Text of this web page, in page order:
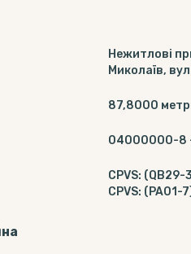
Нежитлові
Миколаїв,
87,8000
04000000-8
CPVS: (QB29-
CPVS: (PA01-